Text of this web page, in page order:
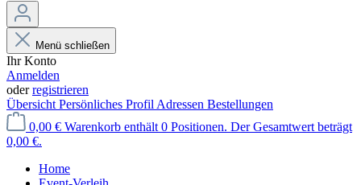
Menü schließen
Ihr Konto
Anmelden
oderregistrieren
Übersicht Persönliches Profil Adressen Bestellungen
0,00 € Warenkorb enthält 0 Positionen. Der Gesamtwert beträgt
0,00 €.
Home